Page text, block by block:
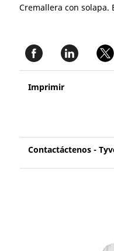
Cremallera con solapa.
Imprimir
Contactáctenos -